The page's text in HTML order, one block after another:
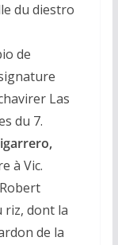
du diestro
de
Las
du 7.
à Vic.
riz, dont la
de la